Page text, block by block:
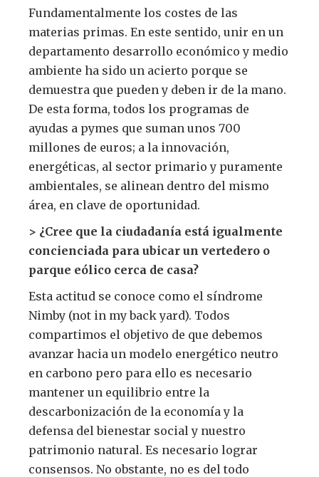
Fundamentalmente los costes de las
materias primas. En este sentido, unir en un
departamento desarrollo económico y medio
ambiente ha sido un acierto porque se
demuestra que pueden y deben ir de la mano.
De esta forma, todos los programas de
ayudas a pymes que suman unos 700
millones de euros; a la innovación,
energéticas, al sector primario y puramente
ambientales, se alinean dentro del mismo
área, en clave de oportunidad.
> ¿Cree que la ciudadanía está igualmente
concienciada para ubicar un vertedero o
parque eólico cerca de casa?
Esta actitud se conoce como el síndrome
Nimby (not in my back yard). Todos
compartimos el objetivo de que debemos
avanzar hacia un modelo energético neutro
en carbono pero para ello es necesario
mantener un equilibrio entre la
descarbonización de la economía y la
defensa del bienestar social y nuestro
patrimonio natural. Es necesario lograr
consensos. No obstante, no es del todo